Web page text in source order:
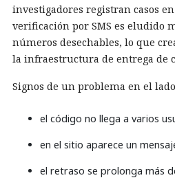
investigadores registran casos
verificación por SMS es eludido
números desechables, lo que
la infraestructura de entrega de
Signos de un problema en el
el código no llega a varios
en el sitio aparece un
el retraso se prolonga más